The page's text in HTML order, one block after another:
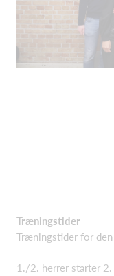
Træningstider
Træningstider for
1./2. herrer starter